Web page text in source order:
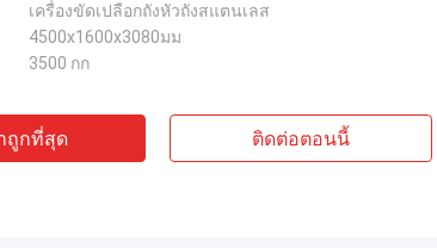
เครื่องขัดเปลือกถังหัวถังสแตนเลส
4500x1600x3080มม
3500 กก
ถูกที่สุด ติดต่อตอนนี้